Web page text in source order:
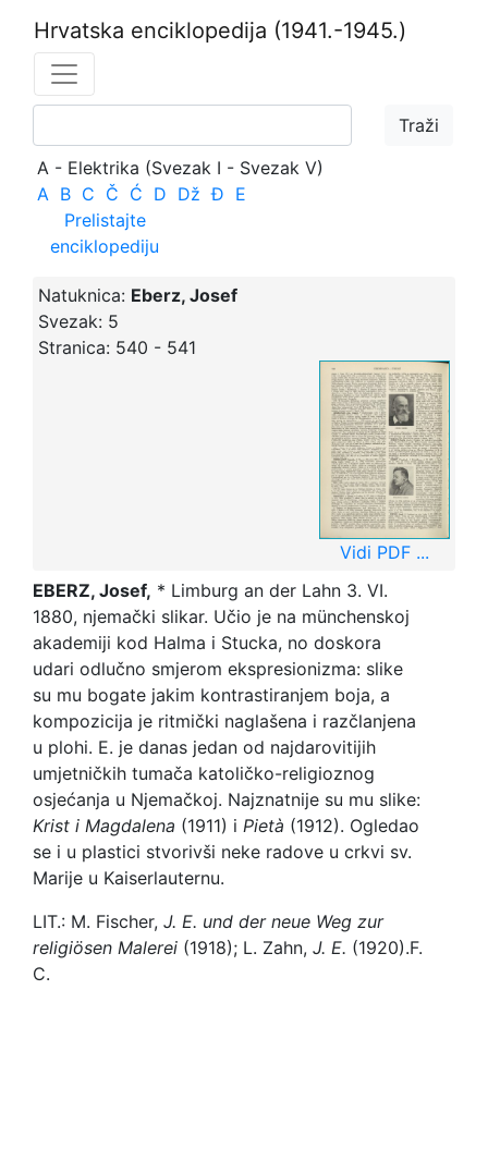
Hrvatska enciklopedija (1941.-1945.)
A - Elektrika (Svezak I - Svezak V)
A B C Č Ć D Dž Đ E
Prelistajte
enciklopediju
Natuknica: Eberz, Josef
Svezak: 5
Stranica: 540 - 541
Vidi PDF ...
EBERZ, Josef, * Limburg an der Lahn 3. VI.
1880, njemački slikar. Učio je na münchenskoj
akademiji kod Halma i Stucka, no doskora
udari odlučno smjerom ekspresionizma: slike
su mu bogate jakim kontrastiranjem boja, a
kompozicija je ritmički naglašena i razčlanjena
u plohi. E. je danas jedan od najdarovitijih
umjetničkih tumača katoličko-religioznog
osjećanja u Njemačkoj. Najznatnije su mu slike:
Krist i Magdalena (1911) i Pietà (1912). Ogledao
se i u plastici stvorivši neke radove u crkvi sv.
Marije u Kaiserlauternu.
LIT.: M. Fischer, J. E. und der neue Weg zur
religiösen Malerei (1918); L. Zahn, J. E. (1920).F.
C.